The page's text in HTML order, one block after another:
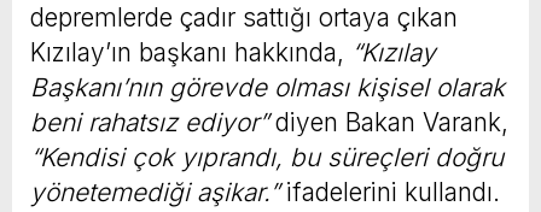
depremlerde çadır sattığı ortaya çıkan
Kızılay’ın başkanı hakkında, “Kızılay
Başkanı’nın görevde olması kişisel olarak
beni rahatsız ediyor”diyen Bakan Varank,
“Kendisi çok yıprandı, bu süreçleri doğru
yönetemediği aşikar.”ifadelerini kullandı.